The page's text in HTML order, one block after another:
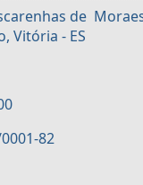
de
Vitória - ES
82